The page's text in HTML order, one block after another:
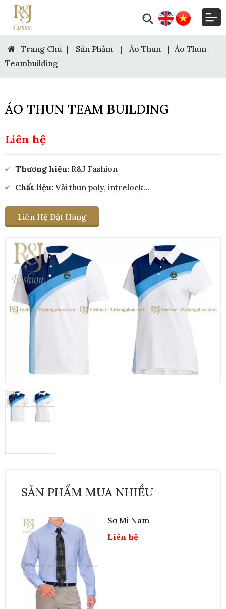
Trang Chủ | Sản Phẩm | Áo Thun | Áo Thun
Teambuilding
ÁO THUN TEAM BUILDING
Liên hệ
Thương hiệu: R&J Fashion
Chất liệu: Vải thun poly, intrelock...
Liên Hệ Đặt Hàng
SẢN PHẨM MUA NHIỀU
Sơ Mi Nam
Liên hệ